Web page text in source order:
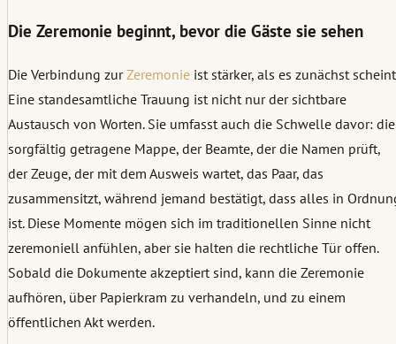
Die Zeremonie beginnt, bevor die Gäste sie sehen
Die Verbindung zurZeremonie ist stärker, als es zunächst
Eine standesamtliche Trauung ist nicht nur der sichtbare
Austausch von Worten. Sie umfasst auch die Schwelle davor: die
sorgfältig getragene Mappe, der Beamte, der die Namen prüft,
der Zeuge, der mit dem Ausweis wartet, das Paar, das
zusammensitzt, während jemand bestätigt, dass alles in
ist. Diese Momente mögen sich im traditionellen Sinne nicht
zeremoniell anfühlen, aber sie halten die rechtliche Tür offen.
Sobald die Dokumente akzeptiert sind, kann die Zeremonie
aufhören, über Papierkram zu verhandeln, und zu einem
öffentlichen Akt werden.